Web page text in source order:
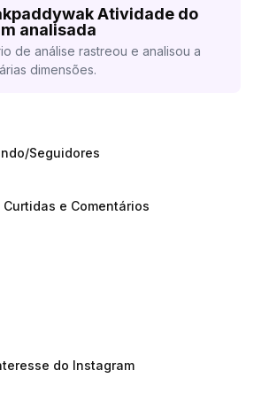
Atividade do
analisada
de análise rastreou e analisou a
dimensões.
Seguidores
e Comentários
do Instagram